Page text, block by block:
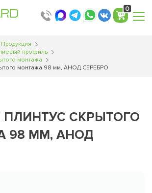
0
Продукция
профиль
монтажа
монтажа 98 мм, АНОД СЕРЕБРО
ПЛИНТУС СКРЫТОГО
98 ММ, АНОД